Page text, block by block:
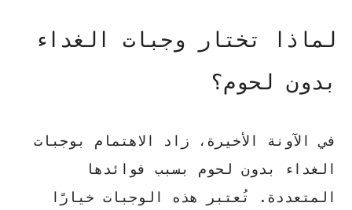
لماذا تختار وجبات الغداء
بدون لحوم؟
في الآونة الأخيرة، زاد الاهتمام بوجبات
الغداء بدون لحوم بسبب فوائدها
المتعددة. تُعتبر هذه الوجبات خيارًا